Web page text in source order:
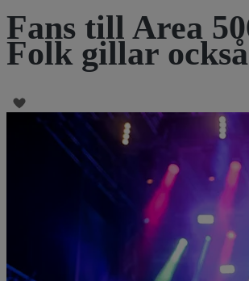
Fans till Area
Folk gillar också